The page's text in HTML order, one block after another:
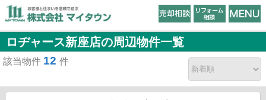
ロヂャース新座店の周辺物件一覧
該当物件 12 件